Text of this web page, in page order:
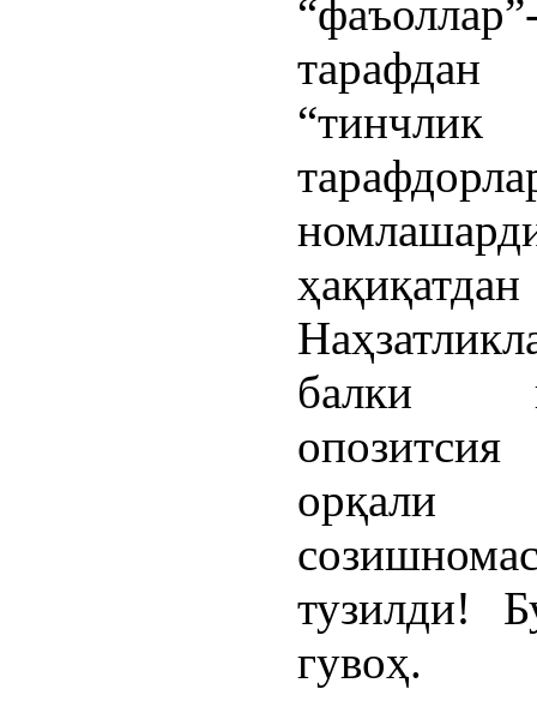
тарафдан
“тинчлик
балки
орқали
тузилди!
гувоҳ.